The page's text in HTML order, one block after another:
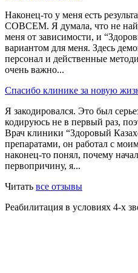
Наконец-то у меня есть
СОВСЕМ. Я думала, что не
меня от зависимости, и
вариантом для меня. Здесь
персонал и действенные
очень важно...
Спасибо клинике за новую
Я закодировался. Это был
кодируюсь не в первый раз,
Врач клиники “Здоровый
препаратами, он работал с
наконец-то понял, почему
первопричину, я...
Читать все отзывы
Реабилитация в условиях 4-х